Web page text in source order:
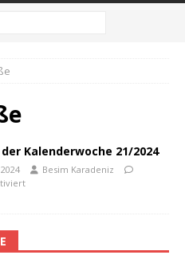
Kalenderwoche 21/2024
Besim Karadeniz